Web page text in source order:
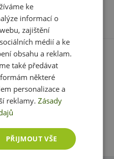
peněz hodně muziky.
Napište recenzi a
s rozhodováním.
:-)
hodnocení
ke
informací o
zajištění
médií a ke
obsahu a reklam.
také předávat
některé
personalizace a
reklamy.Zásady
PŘIJMOUT VŠE